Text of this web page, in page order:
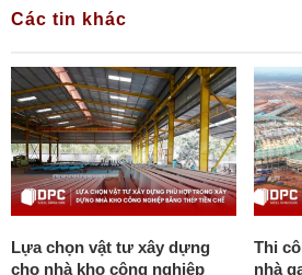
Các tin khác
Lựa chọn vật tư xây dựng
cho nhà kho công nghiệp
Thi
nhà